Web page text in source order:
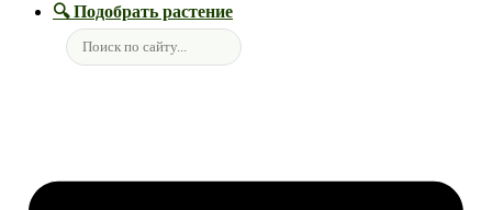
🔍 Подобрать растение